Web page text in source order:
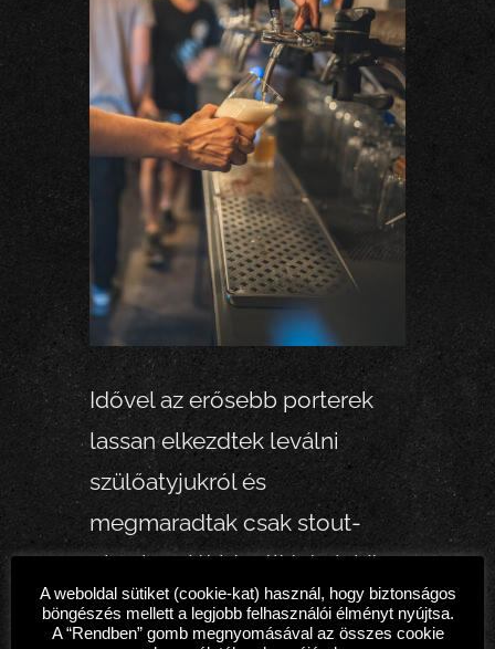
Idővel az erősebb porterek
lassan elkezdtek leválni
szülőatyjukról és
megmaradtak csak stout-
oknak, saját identitást alakítva
ki. Ez az identitás egy ír
A weboldal sütiket (cookie-kat) használ, hogy biztonságos
böngészés mellett a legjobb felhasználói élményt nyújtsa.
A “Rendben” gomb megnyomásával az összes cookie